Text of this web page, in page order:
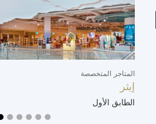
المتاجر المتخصصة
إيثر
الطابق الأول